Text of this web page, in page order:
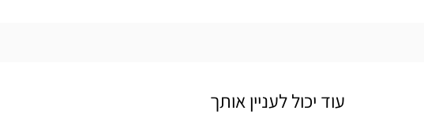
עוד יכול לעניין אותך